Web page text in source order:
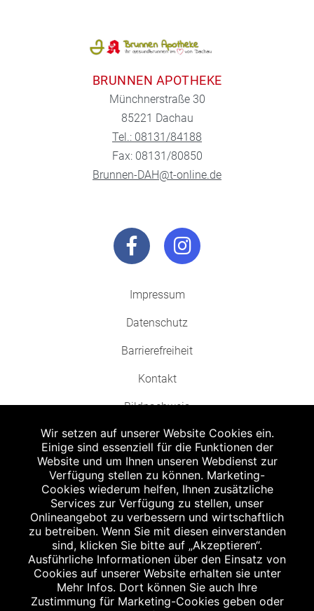
BRUNNEN APOTHEKE
Münchnerstraße 30
85221 Dachau
Tel.: 08131/84188
Fax: 08131/80850
Brunnen-DAH@t-online.de
Impressum
Datenschutz
Barrierefreiheit
Kontakt
Bildnachweis
Abgabe in haushaltsüblichen Mengen, solange der Vorrat reicht. Für Druck-
und Satzfehler keine Haftung.
Zu Risiken und Nebenwirkungen lesen Sie die Packungsbeilage und fragen
Sie Ihren Arzt oder Apotheker.
Angabe nach der deutschen Arzneimitteltaxe Apothekenerstattungspreis
(AEP). Der AEP ist keine unverbindliche Preisempfehlung der Hersteller. Der
AEP ist ein von den Apotheken in Ansatz gebrachter Preis für rezeptfreie
Arzneimittel. Er entspricht in der Höhe dem für Apotheken verbindlichen
Abgabepreis, zu dem eine Apotheke in bestimmten Fällen (z.B. bei Kindern
unter 12 Jahren) das Produkt mit der gesetzlichen Krankenversicherung
Wir setzen auf unserer Website Cookies ein.
Einige sind essenziell für die Funktionen der
Website und um Ihnen unseren Webdienst zur
Verfügung stellen zu können. Marketing-
Cookies wiederum helfen, Ihnen zusätzliche
Services zur Verfügung zu stellen, unser
Onlineangebot zu verbessern und wirtschaftlich
zu betreiben. Wenn Sie mit diesen einverstanden
sind, klicken Sie bitte auf „Akzeptieren“.
Ausführliche Informationen über den Einsatz von
Cookies auf unserer Website erhalten sie unter
Mehr Infos. Dort können Sie auch Ihre
Zustimmung für Marketing-Cookies geben oder